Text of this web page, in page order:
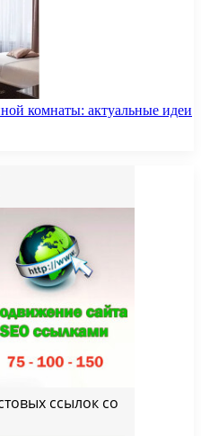
комнаты: актуальные идеи